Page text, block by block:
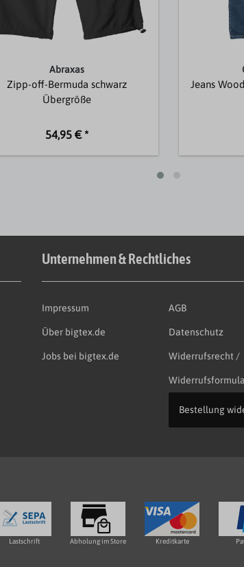
Abraxas
Zipp-off-Bermuda schwarz
Übergröße
54,95 € *
Jeans
Unternehmen & Rechtliches
Impressum
Über bigtex.de
Jobs bei bigtex.de
AGB
Datenschutz
Widerrufsrecht /
Bestellung
Lastschrift Abholung im Store Kreditkarte